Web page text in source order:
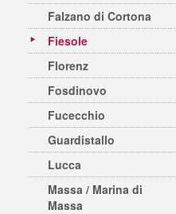
Falzano di Cortona
Fiesole
Florenz
Fosdinovo
Fucecchio
Guardistallo
Lucca
Massa / Marina di
Massa